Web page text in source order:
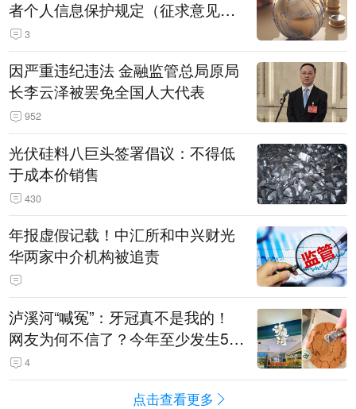
者个人信息保护规定（征求意见
稿）》公开征求意见
3
因严重违纪违法 金融监管总局原局
长李云泽被罢免全国人大代表
952
光伏硅料八巨头签署倡议：不得低
于成本价销售
430
年报虚假记载！中汇所和中兴财光
华两家中介机构被追责
泸溪河“喊冤”：牙冠真不是我的！
网友为何不信了？今年至少发生5
起“食品冤案”
4
点击查看更多